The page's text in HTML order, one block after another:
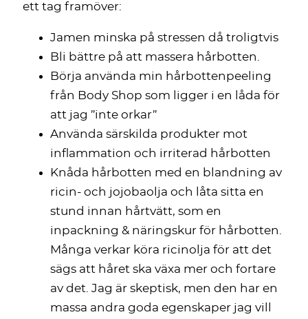
ett tag framöver:
Jamen minska på stressen då troligtvis
Bli bättre på att massera hårbotten.
Börja använda min hårbottenpeeling
från Body Shop som ligger i en låda för
att jag ”inte orkar”
Använda särskilda produkter mot
inflammation och irriterad hårbotten
Knåda hårbotten med en blandning av
ricin- och jojobaolja och låta sitta en
stund innan hårtvätt, som en
inpackning & näringskur för hårbotten.
Många verkar köra ricinolja för att det
sägs att håret ska växa mer och fortare
av det. Jag är skeptisk, men den har en
massa andra goda egenskaper jag vill